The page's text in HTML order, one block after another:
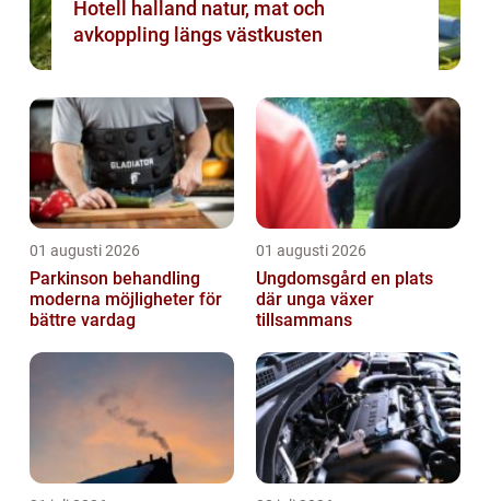
Hotell halland natur, mat och
avkoppling längs västkusten
01 augusti 2026
Parkinson behandling
moderna möjligheter för
bättre vardag
01 augusti 2026
Ungdomsgård en plats
där unga växer
tillsammans